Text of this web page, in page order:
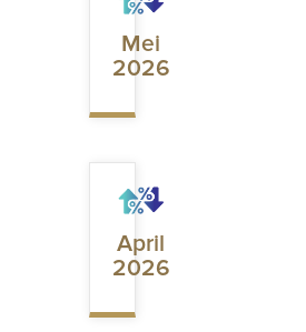
Mei
2026
April
2026